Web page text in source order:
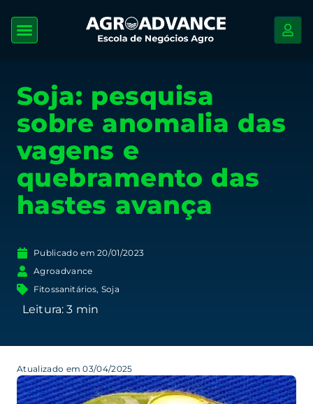
Soja: pesquisa
sobre anomalia das
vagens e
quebramento das
hastes avança
Publicado em 20/01/2023
Agroadvance
Fitossanitários,Soja
Atualizado em 03/04/2025